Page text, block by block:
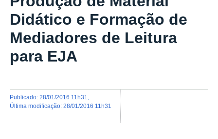
Didático e Formação de
Mediadores de Leitura
para EJA
publicado: 28/01/2016 11h31
última modificação: 28/01/2016 11h31